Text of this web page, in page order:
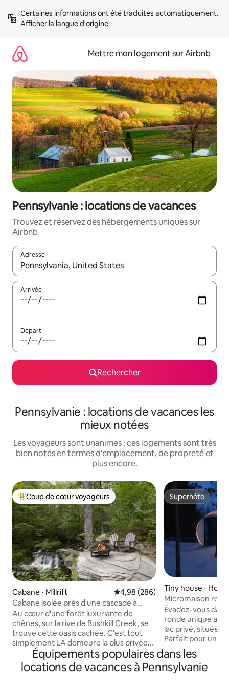
directement
Afficher la langue d'origine
Mettre mon logement sur Airbnb
Pennsylvanie : locations de vacances
Trouvez et réservez des hébergements uniques sur
Airbnb
Adresse
Lorsque les résultats s'affichent, utilisez les flèches vers le
Arrivée
Départ
Rechercher
Pennsylvanie : locations de vacances les
mieux notées
Les voyageurs sont unanimes : ces logements sont très
bien notés en termes d'emplacement, de propreté et
plus encore.
Coups de cœur voyageurs les plus appréciés
Coup de cœur voyageurs
Cabane ⋅ Millrift Évaluation moyenne sur la
4,98 (286)
Cabane isolée près d'une cascade à
Swiftwater Acres
Au cœur d'une forêt luxuriante de
chênes, sur la rive de Bushkill Creek, se
trouve cette oasis cachée. C'est tout
simplement LA demeure la plus privée
de toute la région. Situé à quelques
mètres de l'eau, les chutes peuvent être
vues et entendues de chaque pièce
Superhôte
Superhôte
Tiny house ⋅
Micromaison
« coucher de soleil
Évadez-vous
ronde unique au
lac privé, située
Parfait pour une
offre une cuisine
bain et une
grand puits de
Équipements populaires dans les
locations de vacances à Pennsylvanie